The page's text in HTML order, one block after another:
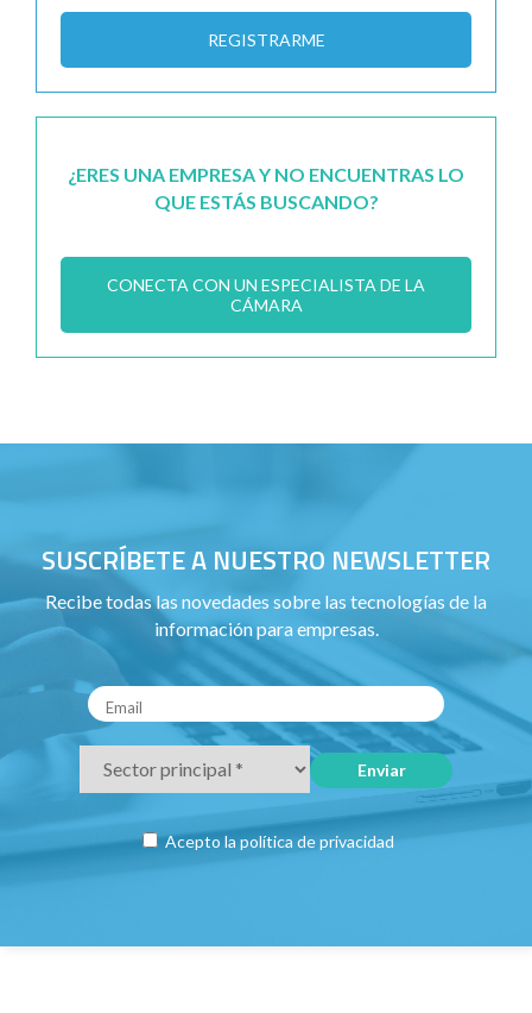
REGISTRARME
¿ERES UNA EMPRESA Y NO ENCUENTRAS LO
QUE ESTÁS BUSCANDO?
CONECTA CON UN ESPECIALISTA DE LA
CÁMARA
SUSCRÍBETE A NUESTRO NEWSLETTER
Recibe todas las novedades sobre las tecnologías de la
información para empresas.
Acepto la política de privacidad